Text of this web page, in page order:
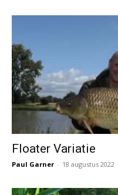
Floater Variatie
Paul Garner - 18 augustus 2022